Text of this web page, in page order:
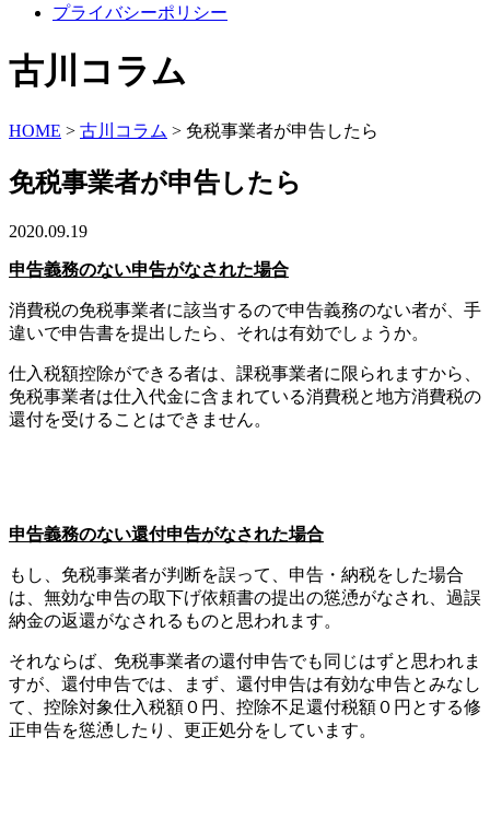
プライバシーポリシー
古川コラム
HOME > 古川コラム > 免税事業者が申告したら
免税事業者が申告したら
2020.09.19
申告義務のない申告がなされた場合
消費税の免税事業者に該当するので申告義務のない者が、手
違いで申告書を提出したら、それは有効でしょうか。
仕入税額控除ができる者は、課税事業者に限られますから、
免税事業者は仕入代金に含まれている消費税と地方消費税の
還付を受けることはできません。
申告義務のない還付申告がなされた場合
もし、免税事業者が判断を誤って、申告・納税をした場合
は、無効な申告の取下げ依頼書の提出の慫慂がなされ、過誤
納金の返還がなされるものと思われます。
それならば、免税事業者の還付申告でも同じはずと思われま
すが、還付申告では、まず、還付申告は有効な申告とみなし
て、控除対象仕入税額０円、控除不足還付税額０円とする修
正申告を慫慂したり、更正処分をしています。